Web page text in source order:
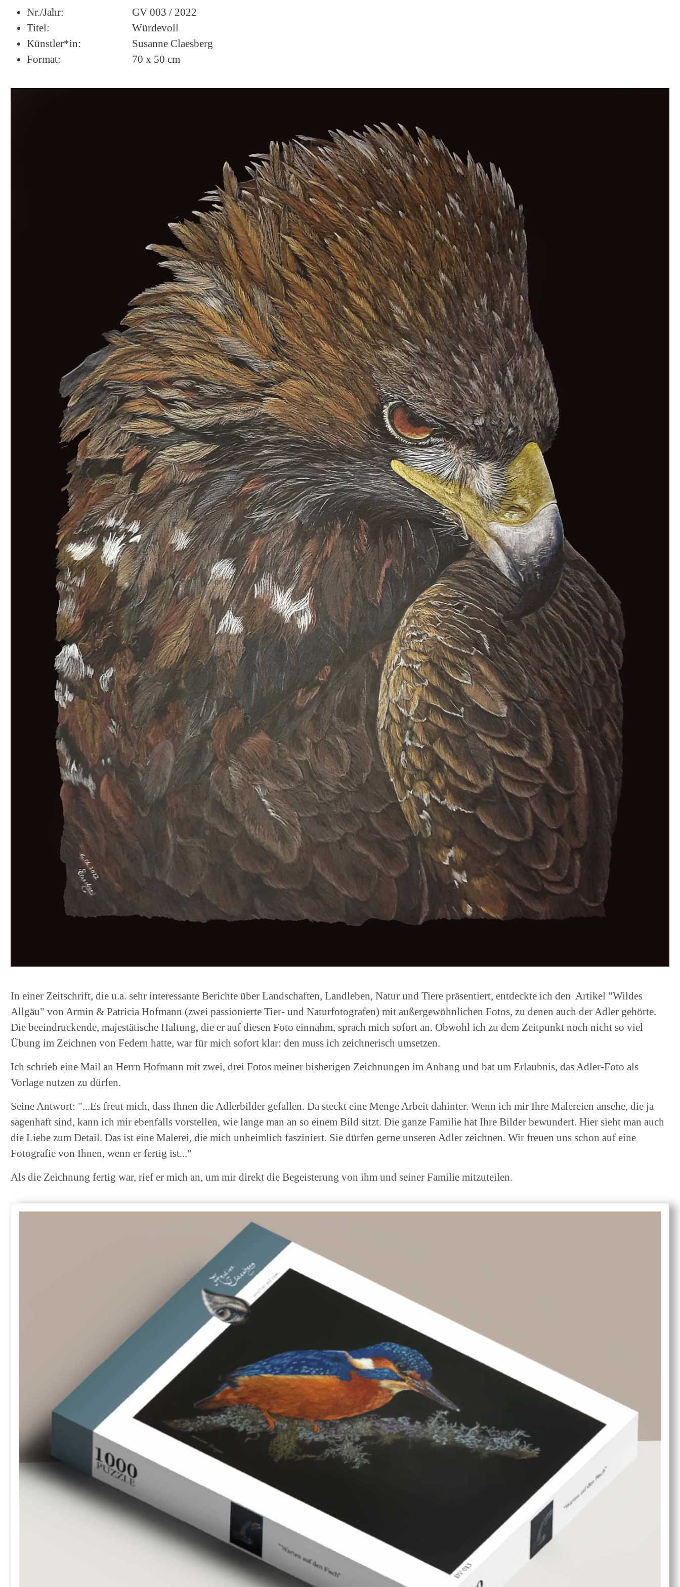
Nr./Jahr:
GV 003 / 2022
Titel:
Würdevoll
Künstler*in:
Susanne Claesberg
Format:
70 x 50 cm
In einer Zeitschrift, die u.a. sehr interessante Berichte über Landschaften, Landleben, Natur und Tiere präsentiert, entdeckte ich den Artikel "Wildes
Allgäu" von Armin & Patricia Hofmann (zwei passionierte Tier- und Naturfotografen) mit außergewöhnlichen Fotos, zu denen auch der Adler gehörte.
Die beeindruckende, majestätische Haltung, die er auf diesen Foto einnahm, sprach mich sofort an. Obwohl ich zu dem Zeitpunkt noch nicht so viel
Übung im Zeichnen von Federn hatte, war für mich sofort klar: den muss ich zeichnerisch umsetzen.
Ich schrieb eine Mail an Herrn Hofmann mit zwei, drei Fotos meiner bisherigen Zeichnungen im Anhang und bat um Erlaubnis, das Adler-Foto als
Vorlage nutzen zu dürfen.
Seine Antwort: "...Es freut mich, dass Ihnen die Adlerbilder gefallen. Da steckt eine Menge Arbeit dahinter. Wenn ich mir Ihre Malereien ansehe, die ja
sagenhaft sind, kann ich mir ebenfalls vorstellen, wie lange man an so einem Bild sitzt. Die ganze Familie hat Ihre Bilder bewundert. Hier sieht man auch
die Liebe zum Detail. Das ist eine Malerei, die mich unheimlich fasziniert. Sie dürfen gerne unseren Adler zeichnen. Wir freuen uns schon auf eine
Fotografie von Ihnen, wenn er fertig ist..."
Als die Zeichnung fertig war, rief er mich an, um mir direkt die Begeisterung von ihm und seiner Familie mitzuteilen.